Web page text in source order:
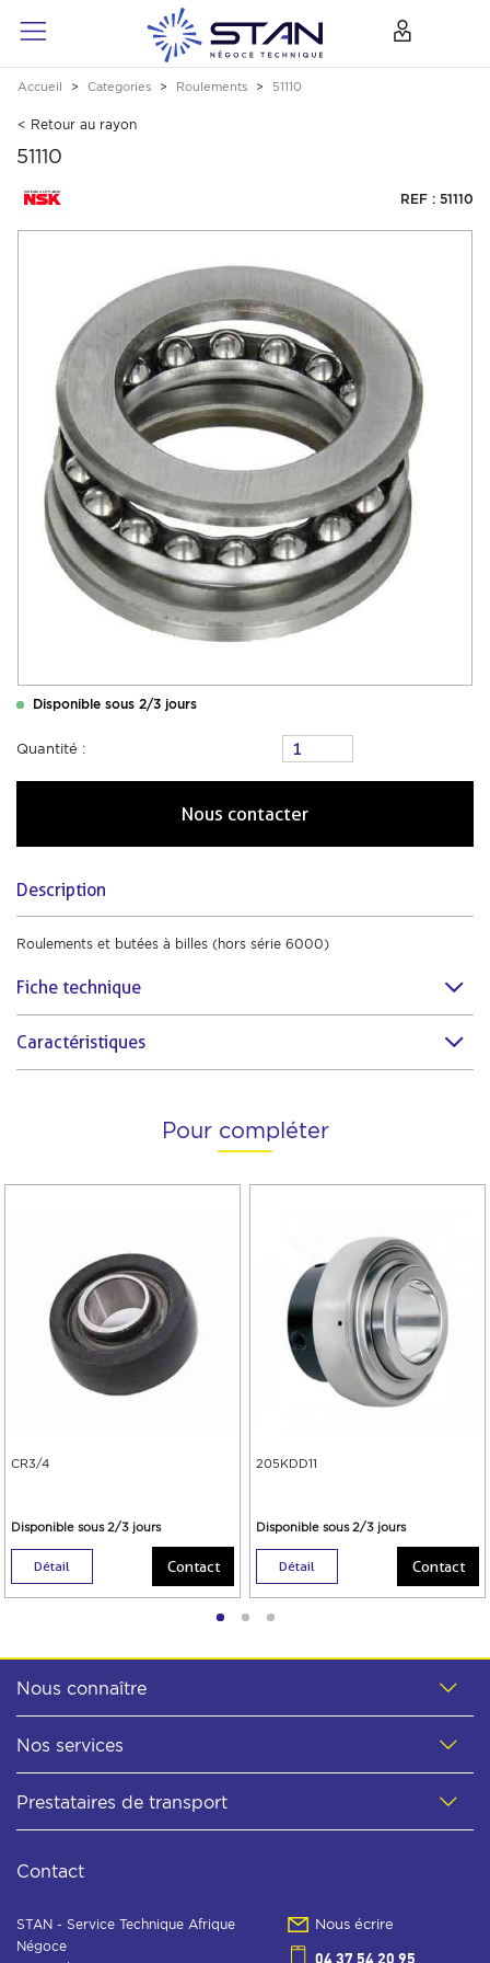
Accueil Categories Roulements 51110
< Retour au rayon
51110
REF : 51110
Disponible sous 2/3 jours
Quantité :
Nous contacter
Description
Roulements et butées à billes (hors série 6000)
Fiche technique
Caractéristiques
Pour compléter
CR3/4
Disponible sous 2/3 jours
Détail Contact
205KDD11
Disponible sous 2/3 jours
Détail Contact
Nous connaître
Nos services
Prestataires de transport
Contact
STAN - Service Technique Afrique
Négoce
Nous écrire
04 37 54 20 95